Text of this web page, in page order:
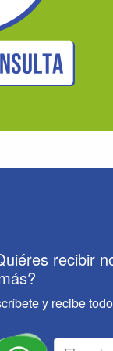
recibir
y recibe